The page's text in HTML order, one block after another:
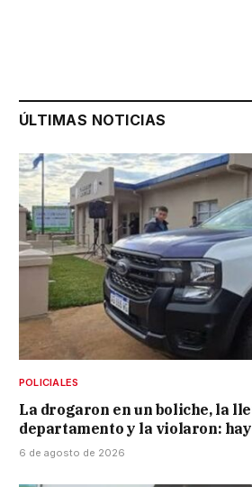
ÚLTIMAS NOTICIAS
POLICIALES
La drogaron en un boliche, la
departamento y la violaron:
6 de agosto de 2026